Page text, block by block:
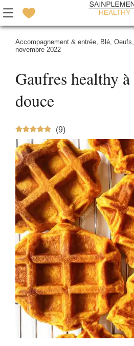
Accompagnement & entrée, Blé, Oeufs,
novembre 2022
Gaufres healthy
douce
(9)